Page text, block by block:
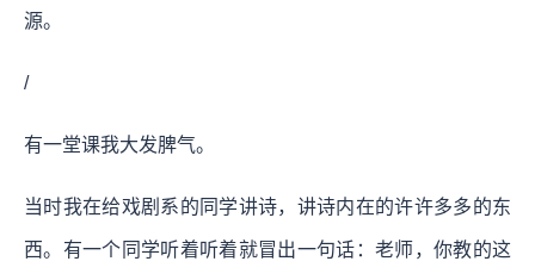
源。
/
有一堂课我大发脾气。
当时我在给戏剧系的同学讲诗，讲诗内在的许许多多的东
西。有一个同学听着听着就冒出一句话：老师，你教的这